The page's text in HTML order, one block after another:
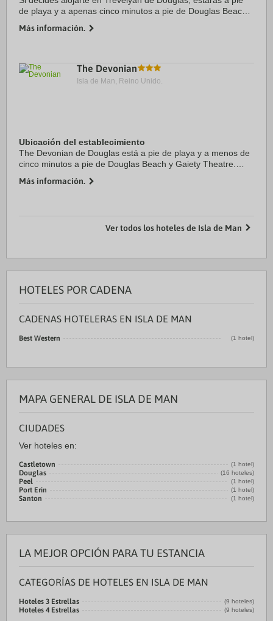
de playa y a apenas cinco minutos a pie de Douglas Beach y
1,3 km de Gaiety Theatre y a ...
Más información.
The Devonian
Isla de Man, Reino Unido.
Ubicación del establecimiento
The Devonian de Douglas está a pie de playa y a menos de
cinco minutos a pie de Douglas Beach y Gaiety Theatre.
0,7 km de Palace Casino y a 0,9 km de ...
Más información.
Ver todos los hoteles de Isla de Man
HOTELES POR CADENA
CADENAS HOTELERAS EN ISLA DE MAN
Best Western (1 hotel)
MAPA GENERAL DE ISLA DE MAN
CIUDADES
Ver hoteles en:
Castletown (1 hotel)
Douglas (16 hoteles)
Peel (1 hotel)
Port Erin (1 hotel)
Santon (1 hotel)
LA MEJOR OPCIÓN PARA TU ESTANCIA
CATEGORÍAS DE HOTELES EN ISLA DE MAN
Hoteles 3 Estrellas (9 hoteles)
Hoteles 4 Estrellas (9 hoteles)